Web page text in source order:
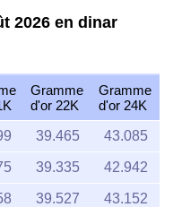
2026 en dinar
Gramme
d'or 22K
Gramme
d'or 24K
39.465 43.085
39.335 42.942
39.527 43.152